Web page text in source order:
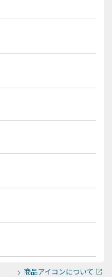
商品アイコンについて